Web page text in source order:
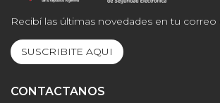
Recibí las últimas novedades en tu
SUSCRIBITE AQUI
CONTACTANOS